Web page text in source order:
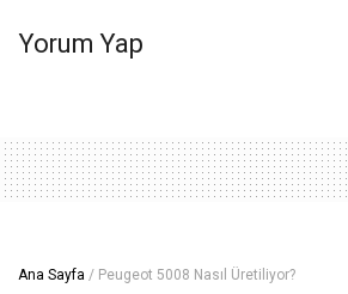
Yorum Yap
Ana Sayfa / Peugeot 5008 Nasıl Üretiliyor?